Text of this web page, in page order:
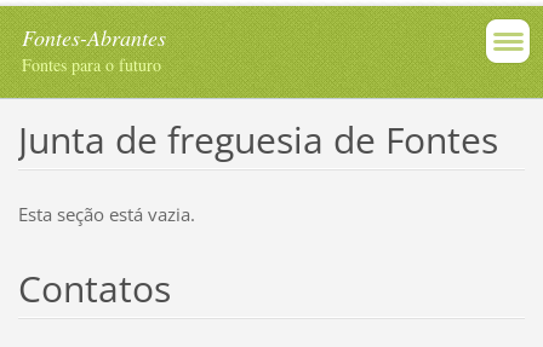
Fontes-Abrantes
Fontes para o futuro
Junta de freguesia de Fontes
Esta seção está vazia.
Contatos